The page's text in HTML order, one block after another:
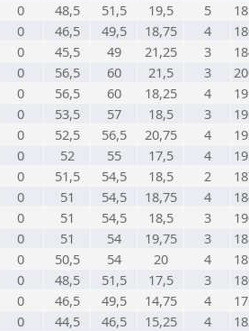
0 48,5 51,5 19,5 5
0 46,5 49,5 18,75 4
0 45,5 49 21,25 3
0 56,5 60 21,5 3
0 56,5 60 18,25 4
0 53,5 57 18,5 3
0 52,5 56,5 20,75 4
0 52 55 17,5 4
0 51,5 54,5 18,5 2
0 51 54,5 18,75 4
0 51 54,5 18,5 3
0 51 54 19,75 3
0 50,5 54 20 4
0 48,5 51,5 17,5 3
0 46,5 49,5 14,75 4
0 44,5 46,5 15,25 4